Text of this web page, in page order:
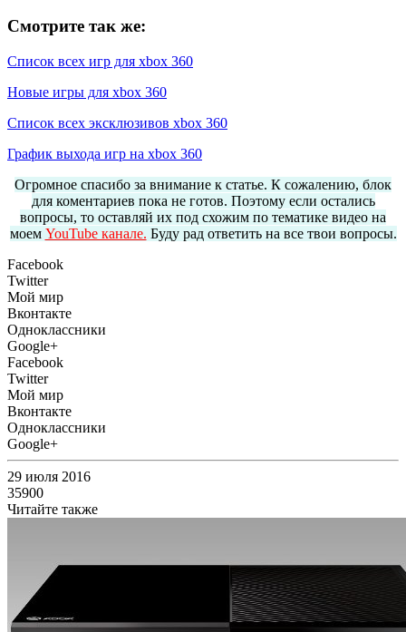
Смотрите так же:
Список всех игр для xbox 360
Новые игры для xbox 360
Список всех эксклюзивов xbox 360
График выхода игр на xbox 360
Огромное спасибо за внимание к статье. К сожалению, блок
для коментариев пока не готов. Поэтому если остались
вопросы, то оставляй их под схожим по тематике видео на
моем YouTube канале. Буду рад ответить на все твои вопросы.
Facebook
Twitter
Мой мир
Вконтакте
Одноклассники
Google+
Facebook
Twitter
Мой мир
Вконтакте
Одноклассники
Google+
29 июля 2016
35900
Читайте также